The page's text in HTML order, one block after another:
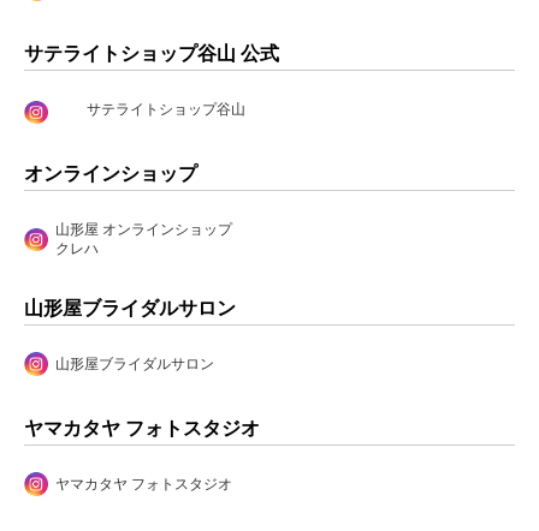
サテライトショップ谷山 公式
サテライトショップ谷山
オンラインショップ
山形屋 オンラインショップ
クレハ
山形屋ブライダルサロン
山形屋ブライダルサロン
ヤマカタヤ フォトスタジオ
ヤマカタヤ フォトスタジオ